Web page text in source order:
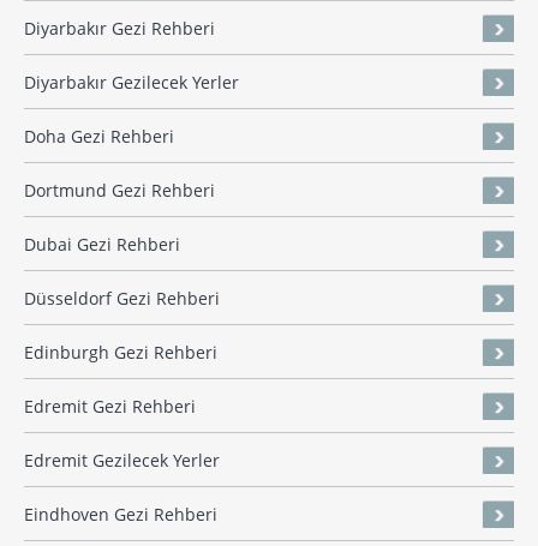
Diyarbakır Gezi Rehberi
Diyarbakır Gezilecek Yerler
Doha Gezi Rehberi
Dortmund Gezi Rehberi
Dubai Gezi Rehberi
Düsseldorf Gezi Rehberi
Edinburgh Gezi Rehberi
Edremit Gezi Rehberi
Edremit Gezilecek Yerler
Eindhoven Gezi Rehberi